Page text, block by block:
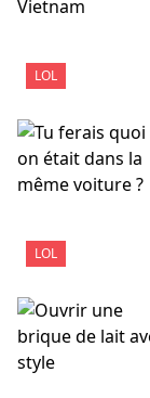
LOL
LOL